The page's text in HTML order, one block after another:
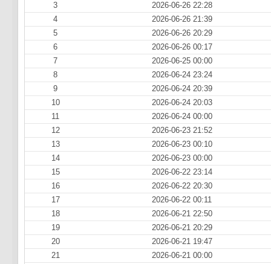
3
2026-06-26 22:28
4
2026-06-26 21:39
5
2026-06-26 20:29
6
2026-06-26 00:17
7
2026-06-25 00:00
8
2026-06-24 23:24
9
2026-06-24 20:39
10
2026-06-24 20:03
11
2026-06-24 00:00
12
2026-06-23 21:52
13
2026-06-23 00:10
14
2026-06-23 00:00
15
2026-06-22 23:14
16
2026-06-22 20:30
17
2026-06-22 00:11
18
2026-06-21 22:50
19
2026-06-21 20:29
20
2026-06-21 19:47
21
2026-06-21 00:00